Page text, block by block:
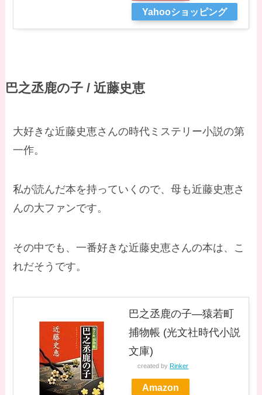
Yahooショッピング
巴之丞鹿の子 / 近藤史恵
大好きな近藤史恵さんの時代ミステリー小説の第
一作。
私が読んだ本を持っていくので、母も近藤史恵さ
んの大ファンです。
その中でも、一番好きな近藤史恵さんの本は、こ
れだそうです。
巴之丞鹿の子―猿若町
捕物帳 (光文社時代小説
文庫)
created byRinker
Amazon